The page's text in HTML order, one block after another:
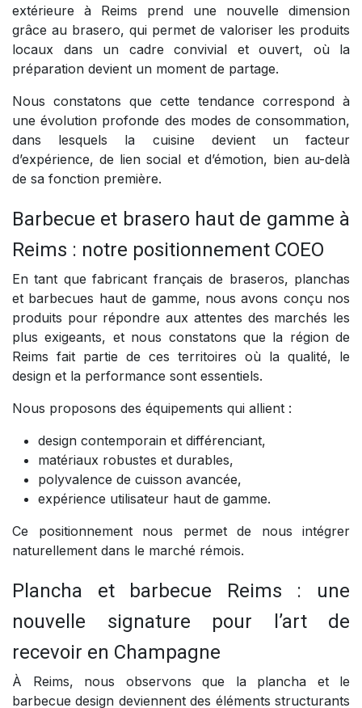
extérieure à Reims prend une nouvelle dimension
grâce au brasero, qui permet de valoriser les produits
locaux dans un cadre convivial et ouvert, où la
préparation devient un moment de partage.
Nous constatons que cette tendance correspond à
une évolution profonde des modes de consommation,
dans lesquels la cuisine devient un facteur
d’expérience, de lien social et d’émotion, bien au-delà
de sa fonction première.
Barbecue et brasero haut de gamme à
Reims : notre positionnement COEO
En tant que fabricant français de braseros, planchas
et barbecues haut de gamme, nous avons conçu nos
produits pour répondre aux attentes des marchés les
plus exigeants, et nous constatons que la région de
Reims fait partie de ces territoires où la qualité, le
design et la performance sont essentiels.
Nous proposons des équipements qui allient :
design contemporain et différenciant,
matériaux robustes et durables,
polyvalence de cuisson avancée,
expérience utilisateur haut de gamme.
Ce positionnement nous permet de nous intégrer
naturellement dans le marché rémois.
Plancha et barbecue Reims : une
nouvelle signature pour l’art de
recevoir en Champagne
À Reims, nous observons que la plancha et le
barbecue design deviennent des éléments structurants